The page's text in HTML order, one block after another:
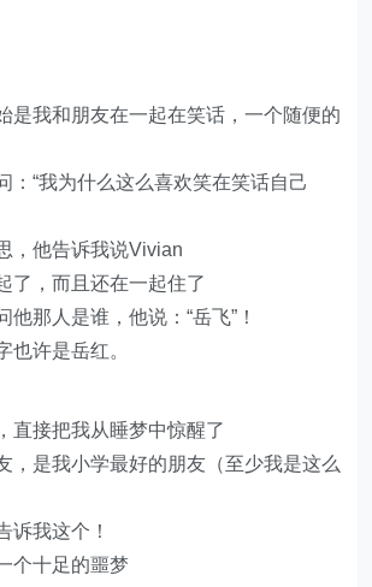
是我和朋友在一起在笑话，一个随便的
：“我为什么这么喜欢笑在笑话自己
，他告诉我说Vivian
了，而且还在一起住了
他那人是谁，他说：“岳飞”！
也许是岳红。
直接把我从睡梦中惊醒了
，是我小学最好的朋友（至少我是这么
诉我这个！
个十足的噩梦